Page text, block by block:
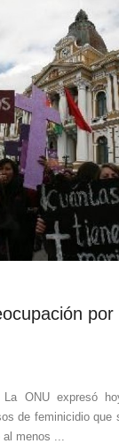
ONU expresó
de feminicidio que
menos ...